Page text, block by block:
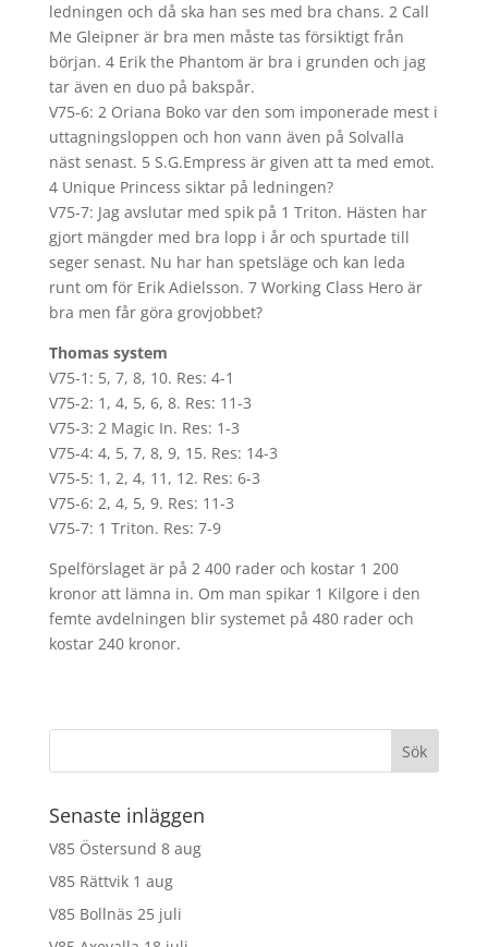
ledningen och då ska han ses med bra chans. 2 Call
Me Gleipner är bra men måste tas försiktigt från
början. 4 Erik the Phantom är bra i grunden och jag
tar även en duo på bakspår.
V75-6: 2 Oriana Boko var den som imponerade mest i
uttagningsloppen och hon vann även på Solvalla
näst senast. 5 S.G.Empress är given att ta med emot.
4 Unique Princess siktar på ledningen?
V75-7: Jag avslutar med spik på 1 Triton. Hästen har
gjort mängder med bra lopp i år och spurtade till
seger senast. Nu har han spetsläge och kan leda
runt om för Erik Adielsson. 7 Working Class Hero är
bra men får göra grovjobbet?
Thomas system
V75-1: 5, 7, 8, 10. Res: 4-1
V75-2: 1, 4, 5, 6, 8. Res: 11-3
V75-3: 2 Magic In. Res: 1-3
V75-4: 4, 5, 7, 8, 9, 15. Res: 14-3
V75-5: 1, 2, 4, 11, 12. Res: 6-3
V75-6: 2, 4, 5, 9. Res: 11-3
V75-7: 1 Triton. Res: 7-9
Spelförslaget är på 2 400 rader och kostar 1 200
kronor att lämna in. Om man spikar 1 Kilgore i den
femte avdelningen blir systemet på 480 rader och
kostar 240 kronor.
Senaste inläggen
V85 Östersund 8 aug
V85 Rättvik 1 aug
V85 Bollnäs 25 juli